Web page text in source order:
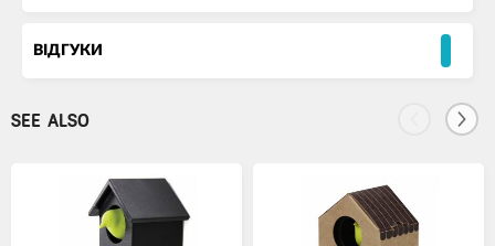
ВІДГУКИ
SEE ALSO